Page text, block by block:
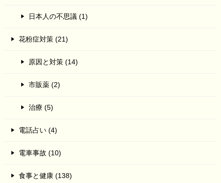
日本人の不思議 (1)
花粉症対策 (21)
原因と対策 (14)
市販薬 (2)
治療 (5)
電話占い (4)
電車事故 (10)
食事と健康 (138)